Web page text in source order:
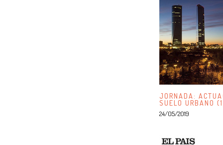
JORNADA:
SUELO URBANO
24/05/2019